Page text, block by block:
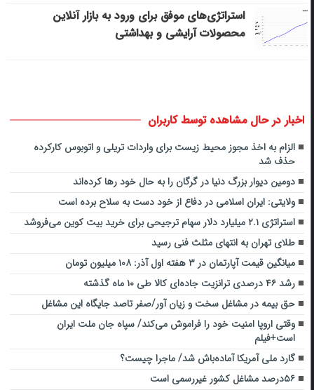
استراتژی‌های موفق برای ورود به بازار آنلاین
محصولات آرایشی و بهداشتی
اخبار در حال مشاهده توسط کاربران
الزام به اخذ مجوز محیط زیست برای واردات تریلی و اتوبوس کارکرده
حذف شد
دومین دیوار بزرگ دنیا در گرگان را به حال خود رها کرده‌اند
ولایتی: ایران اسلامی در دفاع از خود دست به سلاح برده است
استراتژی ۲.۱ میلیارد دلار سهام ترجیحی برای خرید بیت کوین می‌فروشد
طلای تهران به انتهای مثلث فنی رسید
میانگین قیمت آپارتمان در ۳ هفته اول آذر: ۱۰۸ میلیون تومان
رشد ۴۶ درصدی ترانزیت جاده‌ای کالا طی ۱۰ ماه گذشته
حق بیمه در مشاغل سخت و زیان آور/صفر تاصد جایگاه این مشاغل
وقتی اروپا امنیت خود را فراموش می‌کند/ سپاه جان ملت ایران
است+فیلم
گارد ملی آمریکا آماده‌باش شد/ ماجرا چیست؟
۵۶درصد مشاغل کشور غیررسمی است